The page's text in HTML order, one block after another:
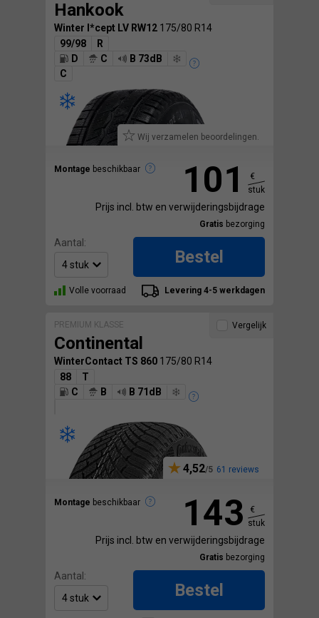
Hankook
Winter I*cept LV RW12 175/80 R14
99/98
R
D
C
B 73dB
C
Wij verzamelen beoordelingen.
Montage beschikbaar 101
€
stuk
Prijs incl. btw en verwijderingsbijdrage
Gratis bezorging
Aantal:
Bestel
Volle voorraad Levering 4-5 werkdagen
PREMIUM KLASSE
Continental
WinterContact TS 860 175/80 R14
88
T
C
B B 71dB
4,52 61 reviews
Montage beschikbaar
Vergelijk
143
€
stuk
Prijs incl. btw en verwijderingsbijdrage
Gratis bezorging
Aantal:
Bestel